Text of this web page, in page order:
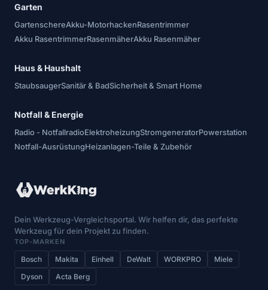
Garten
GartenschereAkku-MotorhackenRasentrimmer
Akku RasentrimmerRasenmäherAkku Rasenmäher
Haus & Haushalt
StaubsaugerSanitär & BadSicherheit & Smart Home
Notfall & Energie
Radio - NotfallradioElektroheizungStromgeneratorPowerstation
Notfall-AusrüstungHeizanlagen-Teile & Zubehör
Dein Werkzeug-Vergleichsportal. Wir helfen dir, das perfekte
Werkzeug für dein Projekt zu finden.
TOP-MARKEN
Bosch Makita Einhell DeWalt WORKPRO
Miele
Dyson
Acta Berg